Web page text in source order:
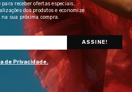
para receber ofertas especiais,
dos produtos e economize
na sua próxima compra.
de Privacidade.